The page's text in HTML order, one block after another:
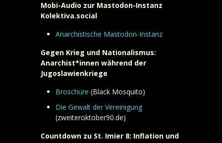
Mobi-Audio zur Mastodon-Instanz
Kolektiva.social
Anarchistische Mastodon-Instanz
Gegen Krieg und Nationalismus:
Anarchist*innen während der
Jugoslawienkriege
Broschüre (Black Mosquito)
Die Gewalt der Vereinigung
(zweiteroktober90.de)
Countdown zu St. Imier 8: Inflation und